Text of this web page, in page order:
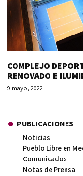
COMPLEJO
RENOVADO E
9 mayo, 2022
PUBLICACIONES
Noticias
Pueblo Libre en
Comunicados
Notas de Prensa